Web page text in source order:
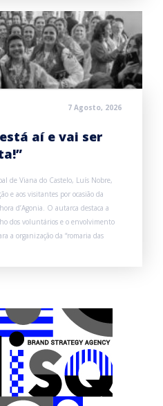
7 Agosto, 2026
aí e vai ser
de Viana do Castelo, Luís Nobre,
e aos visitantes por ocasião da
d’Agonia. O autarca destaca a
dos voluntários e o envolvimento
a organização da “romaria das